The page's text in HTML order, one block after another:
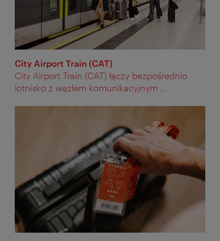
City Airport Train (CAT)
City Airport Train (CAT) łączy bezpośrednio
lotnisko z węzłem komunikacyjnym ...